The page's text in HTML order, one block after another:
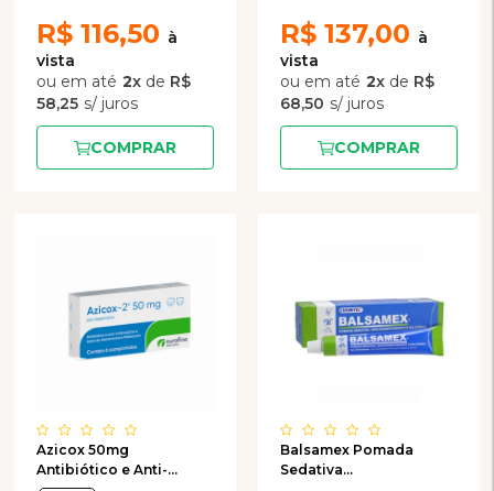
R$ 116,50
2x de R$
58,25
COMPRAR
R$ 137,00
2x de R$
68,50
COMPRAR
Azicox 50mg
Antibiótico e Anti-
Balsamex Pomada
Sedativa